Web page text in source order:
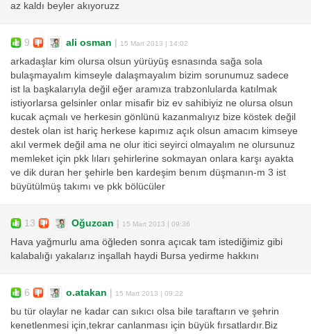
az kaldı beyler akıyoruzz
9 ali osman 15 Mart 2013 | 14:02
arkadaşlar kim olursa olsun yürüyüş esnasında sağa sola
bulaşmayalım kimseyle dalaşmayalım bizim sorunumuz sadece
ist la başkalarıyla değil eğer aramıza trabzonlularda katılmak
istiyorlarsa gelsinler onlar misafir biz ev sahibiyiz ne olursa olsun
kucak açmalı ve herkesin gönlünü kazanmalıyız bize köstek değil
destek olan ist hariç herkese kapımız açık olsun amacım kimseye
akıl vermek değil ama ne olur itici seyirci olmayalım ne olursunuz
memleket için pkk lıları şehirlerine sokmayan onlara karşı ayakta
ve dik duran her şehirle ben kardeşim benım düşmanın-m 3 ist
büyütülmüş takımı ve pkk bölücüler
13 Oğuzcan 15 Mart 2013 | 09:36
Hava yağmurlu ama öğleden sonra açıcak tam istediğimiz gibi
kalabalığı yakalarız inşallah haydi Bursa yedirme hakkını
6 o.atakan 15 Mart 2013 | 09:22
bu tür olaylar ne kadar can sıkıcı olsa bile taraftarın ve şehrin
kenetlenmesi için,tekrar canlanması için büyük fırsatlardır.Biz